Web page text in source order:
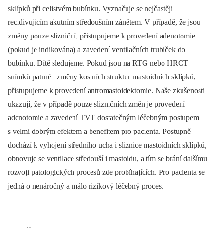
sklípků při celistvém bubínku. Vyznačuje se nejčastěji
recidivujícím akutním středoušním zánětem. V případě, že jsou
změny pouze slizniční, přistupujeme k provedení adenotomie
(pokud je indikována) a zavedení ventilačních trubiček do
bubínku. Dítě sledujeme. Pokud jsou na RTG nebo HRCT
snímků patrné i změny kostních struktur mastoidních sklípků,
přistupujeme k provedení antromastoidektomie. Naše zkušenosti
ukazují, že v případě pouze slizničních změn je provedení
adenotomie a zavedení TVT dostatečným léčebným postupem
s velmi dobrým efektem a benefitem pro pacienta. Postupně
dochází k vyhojení středního ucha i sliznice mastoidních sklípků,
obnovuje se ventilace středouší i mastoidu, a tím se brání dalšímu
rozvoji patologických procesů zde probíhajících. Pro pacienta se
jedná o nenáročný a málo rizikový léčebný proces.